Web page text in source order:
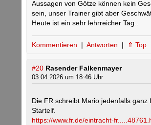
Aussagen von Götze können kein
sein, unser Trainer gibt aber
Heute ist ein sehr lehrreicher Tag..
Kommentieren | Antworten | ⇑ Top
#20 Rasender Falkenmayer
03.04.2026 um 18:46 Uhr
Die FR schreibt Mario jedenfalls ganz
Startelf.
https://www.fr.de/eintracht-